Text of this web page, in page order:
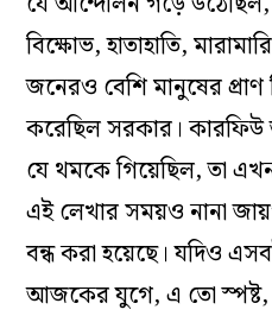
বিক্ষোভ, হাতাহাতি,
জনেরও বেশি মানুষের প্রাণ
করেছিল সরকার। কারফিউ
যে থমকে গিয়েছিল, তা
এই লেখার সময়ও নানা
বন্ধ করা হয়েছে। যদিও
আজকের যুগে, এ তো